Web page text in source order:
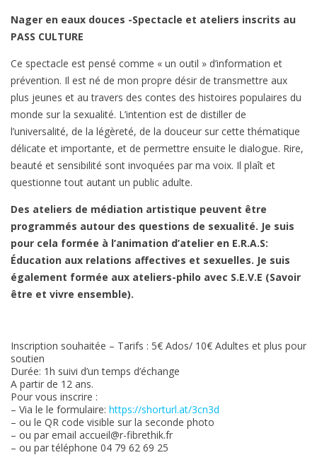
Nager en eaux douces -Spectacle et ateliers inscrits au
PASS CULTURE
Ce spectacle est pensé comme « un outil » d’information et
prévention. Il est né de mon propre désir de transmettre aux
plus jeunes et au travers des contes des histoires populaires du
monde sur la sexualité. L’intention est de distiller de
l’universalité, de la légèreté, de la douceur sur cette thématique
délicate et importante, et de permettre ensuite le dialogue. Rire,
beauté et sensibilité sont invoquées par ma voix. Il plaît et
questionne tout autant un public adulte.
Des ateliers de médiation artistique peuvent être
programmés autour des questions de sexualité. Je suis
pour cela formée à l’animation d’atelier en E.R.A.S:
Éducation aux relations affectives et sexuelles. Je suis
également formée aux ateliers-philo avec S.E.V.E (Savoir
être et vivre ensemble).
Inscription souhaitée – Tarifs : 5€ Ados/ 10€ Adultes et plus pour
soutien
Durée: 1h suivi d’un temps d’échange
A partir de 12 ans.
Pour vous inscrire :
– Via le le formulaire: https://shorturl.at/3cn3d
– ou le QR code visible sur la seconde photo
– ou par email accueil@r-fibrethik.fr
– ou par téléphone 04 79 62 69 25